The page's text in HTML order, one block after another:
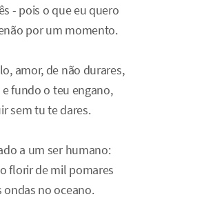
- pois o que eu quero
por um momento.
amor, de não durares,
e fundo o teu engano,
sem tu te dares.
a um ser humano:
florir de mil pomares
ondas no oceano.